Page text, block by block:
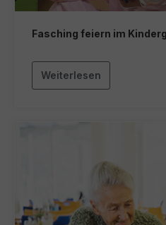
Fasching feiern im
Weiterlesen